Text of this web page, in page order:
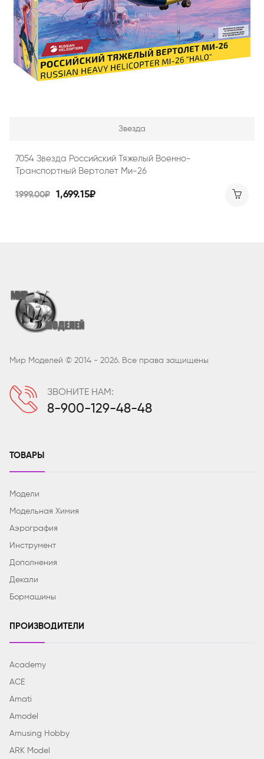
Звезда
7054 Звезда Российский Тяжелый Военно-
Транспортный Вертолет Ми-26
1999.00₽ 1,699.15₽
Мир Моделей © 2014 - 2026. Все права защищены
ЗВОНИТЕ НАМ:
8-900-129-48-48
ТОВАРЫ
Модели
Модельная Химия
Аэрография
Инструмент
Дополнения
Декали
Бормашины
ПРОИЗВОДИТЕЛИ
Academy
ACE
Amati
Amodel
Amusing Hobby
ARK Model